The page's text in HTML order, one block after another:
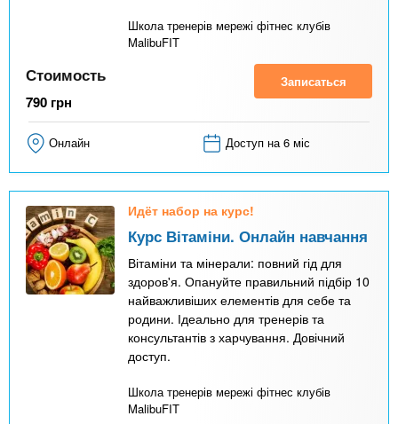
Школа тренерів мережі фітнес клубів
MalibuFIT
Стоимость
790 грн
Записаться
Онлайн Доступ на 6 міс
Идёт набор на курс!
Курс Вітаміни. Онлайн навчання
Вітаміни та мінерали: повний гід для
здоров'я. Опануйте правильний підбір 10
найважливіших елементів для себе та
родини. Ідеально для тренерів та
консультантів з харчування. Довічний
доступ.
Школа тренерів мережі фітнес клубів
MalibuFIT